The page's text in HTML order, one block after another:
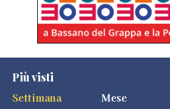
Più visti
Settimana
Mese